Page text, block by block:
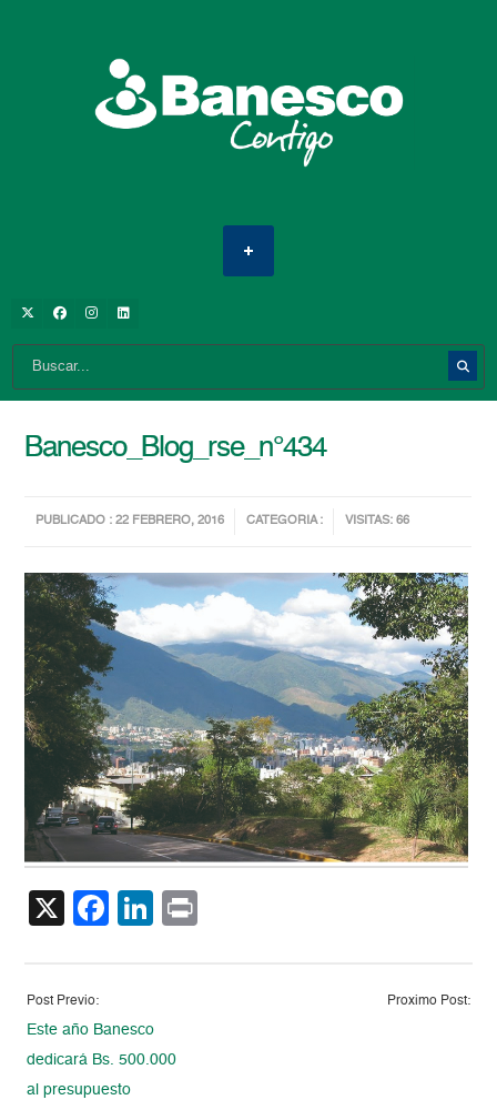
Banesco_Blog_rse_n°434
PUBLICADO : 22 FEBRERO, 2016 CATEGORIA : VISITAS: 66
X Facebook
LinkedIn
Post Previo:
Este año Banesco
dedicará Bs. 500.000
al presupuesto
Proximo Post: